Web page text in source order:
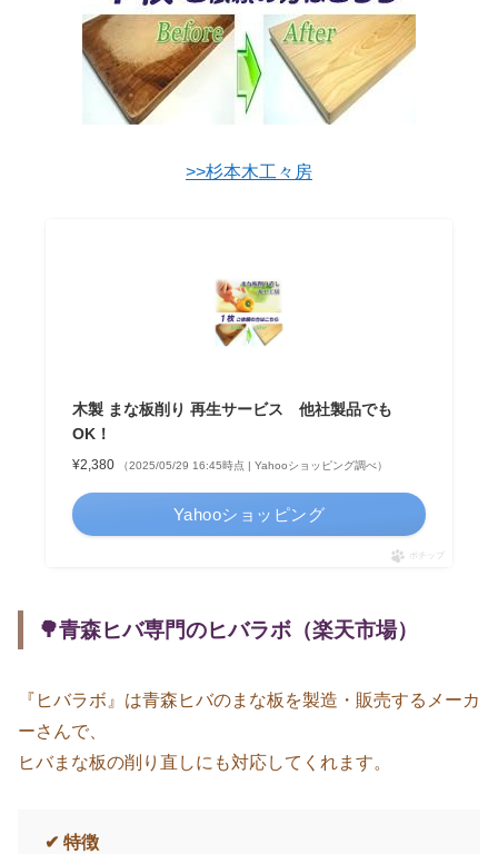
>>杉本木工々房
木製 まな板削り 再生サービス 他社製品でも
OK！
¥2,380 （2025/05/29 16:45時点 | Yahooショッピング調べ）
Yahooショッピング
ポチップ
🌳青森ヒバ専門のヒバラボ（楽天市場）
『ヒバラボ』は青森ヒバのまな板を製造・販売するメーカ
ーさんで、
ヒバまな板の削り直しにも対応してくれます。
✔ 特徴